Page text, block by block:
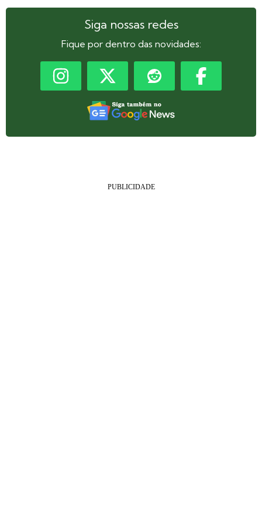
Siga nossas redes
Fique por dentro das novidades: